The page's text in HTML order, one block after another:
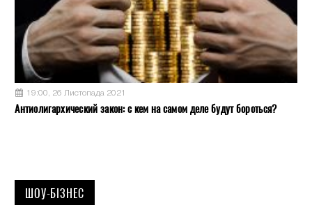
19:00, 26 Листопада 2021
Антиолигархический закон: с кем на самом деле будут бороться?
ШОУ-БІЗНЕС